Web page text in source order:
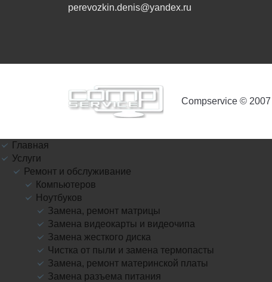
perevozkin.denis@yandex.ru
Compservice ©
Главная
Услуги
Ремонт и обслуживание
Компьютеров
Ноутбуков
Замена, ремонт матрицы
Замена видеокарты и видеочипа
Замена жесткого диска
Чистка от пыли и замена термопасты
Замена, ремонт материнской платы
Замена разъема питания